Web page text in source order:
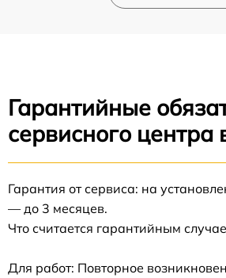
Гарантийные
сервисного центра
Гарантия от сервиса: на
— до 3 месяцев.
Что считается гарантийным
Для работ: Повторное